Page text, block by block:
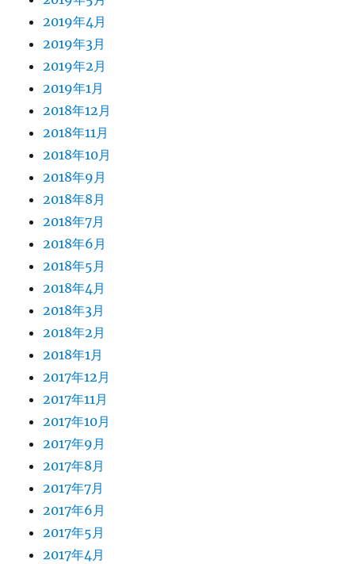
2019年4月
2019年3月
2019年2月
2019年1月
2018年12月
2018年11月
2018年10月
2018年9月
2018年8月
2018年7月
2018年6月
2018年5月
2018年4月
2018年3月
2018年2月
2018年1月
2017年12月
2017年11月
2017年10月
2017年9月
2017年8月
2017年7月
2017年6月
2017年5月
2017年4月